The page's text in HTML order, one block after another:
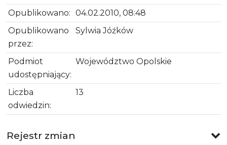
Opublikowano: 04.02.2010, 08:48
Opublikowano
przez:
Sylwia Jóźków
Podmiot
udostępniający:
Województwo Opolskie
Liczba
odwiedzin:
13
Rejestr zmian